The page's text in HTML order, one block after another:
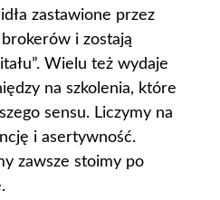
zastawione przez
i zostają
Wielu też wydaje
na szkolenia, które
sensu. Liczymy na
i asertywność.
zawsze stoimy po